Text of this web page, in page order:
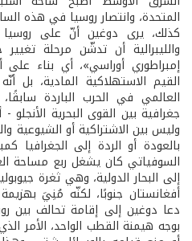
المتحدة، وانتصار روسيا في هذه
كذلك، يرى دوغين أنّ على
والليبرالية أن تدشّن مرحلة
إمبراطوري أوراسي»، أي بناء
القيم الاستهلاكية المادية، بل
العالمي في الحرب الباردة
جغرافية بين القوى البحرية الأنجلو -
وليس بين الاشتراكية أو الشيوعية
بالعودة أو الردة إلى الجغرافيا
السوفياتي كان يشغل ربع مساحة
إلى البحار الدولية، وهي ثغرة
أفغانستان جنوبًا، لكنّه مُنِيَ
دعا دوغين إلى إقامة تحالف بين
بوجه هيمنة القطب الواحد، الأمر